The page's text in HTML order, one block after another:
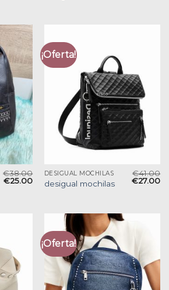
€38.00
€25.00
¡Oferta!
DESIGUAL MOCHILAS
desigual mochilas
€41.00
€27.00
¡Oferta!